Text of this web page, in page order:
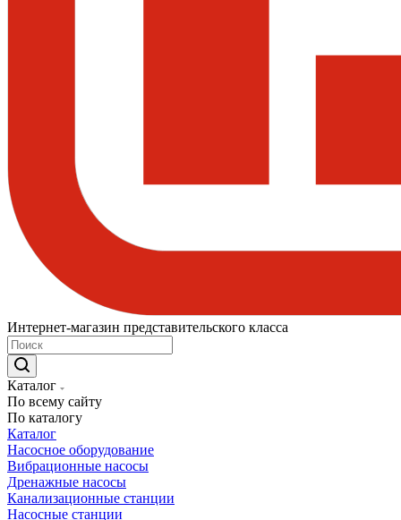
Интернет-магазин представительского класса
Каталог
По всему сайту
По каталогу
Каталог
Насосное оборудование
Вибрационные насосы
Дренажные насосы
Канализационные станции
Насосные станции